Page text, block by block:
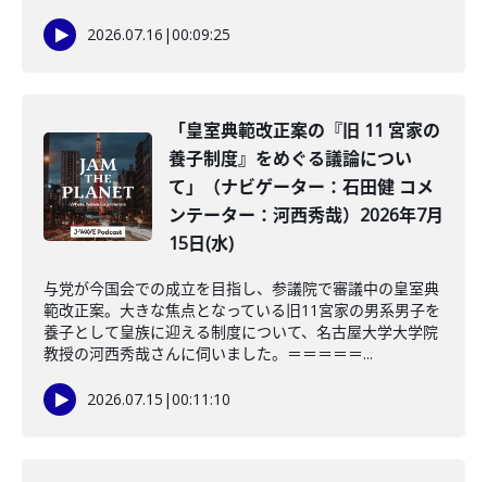
2026.07.16 |00:09:25
「皇室典範改正案の『旧 11 宮家の
養子制度』をめぐる議論につい
て」（ナビゲーター：石田健 コメ
ンテーター：河西秀哉）2026年7月
15日(水)
与党が今国会での成立を目指し、参議院で審議中の皇室典
範改正案。大きな焦点となっている旧11宮家の男系男子を
養子として皇族に迎える制度について、名古屋大学大学院
教授の河西秀哉さんに伺いました。＝＝＝＝＝...
2026.07.15 |00:11:10